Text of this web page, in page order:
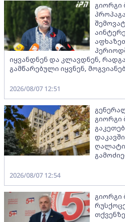
გიორგი
იყვანდნენ და კლავდნენ,
გამწარებული იყვნენ,
2026/08/07 12:51
გიორგი
2026/08/07 12:54
გიორგი